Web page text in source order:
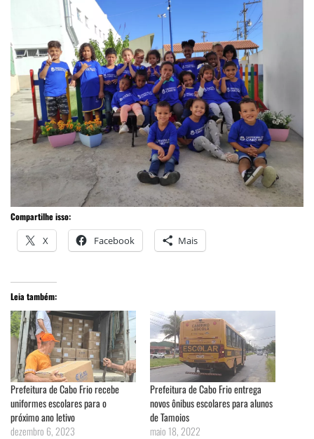
Compartilhe isso:
X Facebook Mais
Leia também:
Prefeitura de Cabo Frio recebe
uniformes escolares para o
próximo ano letivo
dezembro 6, 2023
Prefeitura de Cabo Frio entrega
novos ônibus escolares para alunos
de Tamoios
maio 18, 2022